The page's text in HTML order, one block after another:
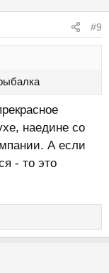
#9
наедине со
А если
- то это